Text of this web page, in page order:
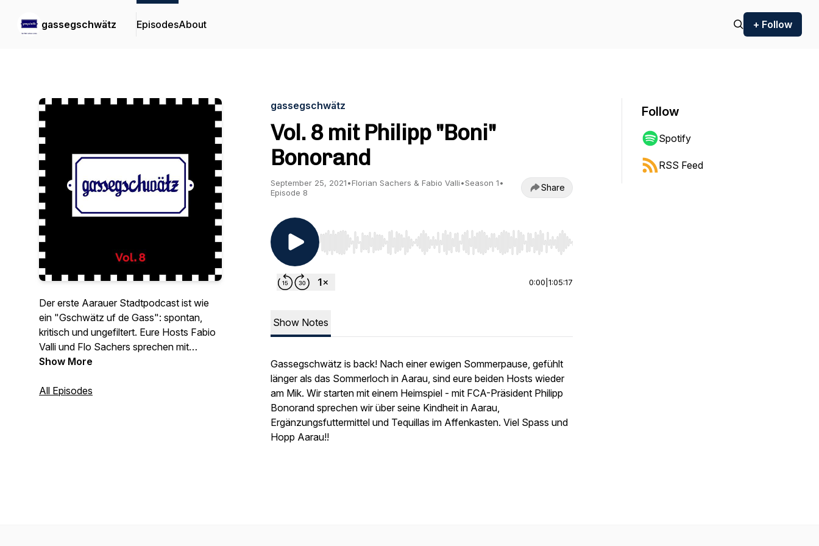
gassegschwätz EpisodesAbout + Follow
Der erste Aarauer Stadtpodcast ist wie
ein "Gschwätz uf de Gass": spontan,
kritisch und ungefiltert. Eure Hosts Fabio
Valli und Flo Sachers sprechen mit
Menschen, die in unserer Stadt Aarau
Blick hinter die historischen Stadtmauern.
Show More
All Episodes
gassegschwätz
Vol. 8 mit Philipp "Boni"
Bonorand
September 25, 2021•Florian Sachers & Fabio Valli•Season 1•
Episode 8
Share
Use Left/Right to seek, Home/End to jump to start or end. Hold shift to jump forward or backward.
0:00 1:05:17
Show Notes
Gassegschwätz is back! Nach einer ewigen Sommerpause, gefühlt
länger als das Sommerloch in Aarau, sind eure beiden Hosts wieder
am Mik. Wir starten mit einem Heimspiel - mit FCA-Präsident Philipp
Bonorand sprechen wir über seine Kindheit in Aarau,
Ergänzungsfuttermittel und Tequillas im Affenkasten. Viel Spass und
Hopp Aarau!!
Follow
Spotify
RSS Feed